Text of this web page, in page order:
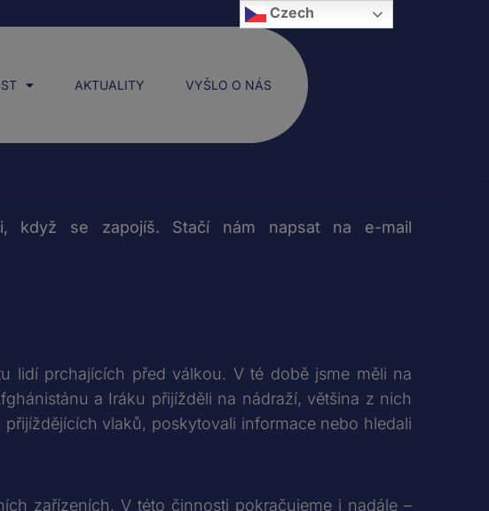
AKTUALITY VYŠLO O NÁS
když se zapojíš. Stačí nám napsat na e-mail
lidí prchajících před válkou. V té době jsme měli na
a Iráku přijížděli na nádraží, většina z nich
vlaků, poskytovali informace nebo hledali
zařízeních. V této činnosti pokračujeme i nadále –
Czech